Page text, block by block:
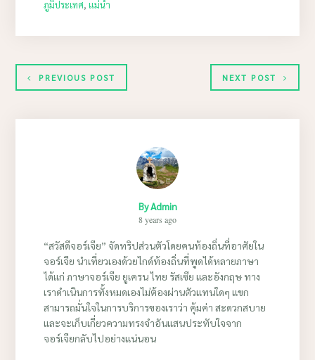
ภูมิประเทศ,แม่น้ำ
PREVIOUS POST NEXT POST
ByAdmin
8 years ago
“สวัสดีจอร์เจีย” จัดทริปส่วนตัวโดยคนท้องถิ่นที่อาศัยใน
จอร์เจีย นำเที่ยวเองด้วยไกด์ท้องถิ่นที่พูดได้หลายภาษา
ได้แก่ ภาษาจอร์เจีย ยูเครน ไทย รัสเซีย และอังกฤษ ทาง
เราดำเนินการทั้งหมดเองไม่ต้องผ่านตัวแทนใดๆ แขก
สามารถมั่นใจในการบริการของเราว่า คุ้มค่า สะดวกสบาย
และจะเก็บเกี่ยวความทรงจำอันแสนประทับใจจาก
จอร์เจียกลับไปอย่างแน่นอน